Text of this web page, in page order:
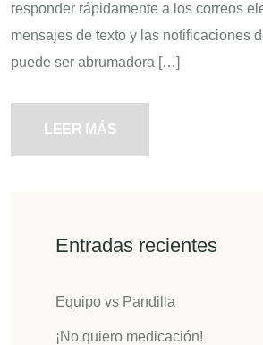
responder rápidamente a los correos
mensajes de texto y las notificaciones
puede ser abrumadora […]
LEER MÁS
Entradas recientes
Equipo vs Pandilla
¡No quiero medicación!